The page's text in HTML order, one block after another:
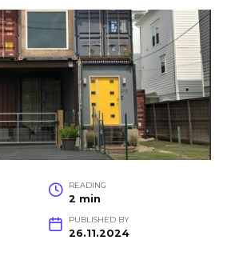
READING
2 min
PUBLISHED BY
26.11.2024